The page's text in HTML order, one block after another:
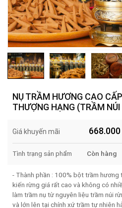
NỤ TRẦM HƯƠNG CAO
THƯỢNG HẠNG (TRẦM
Giá khuyến mãi 668.000
Tình trạng sản phẩm Còn hàng
- Thành phần : 100% bột trầm
kiến rừng giá rất cao và không có
làm trầm nụ từ nguyên liệu trầm núi
và lớn lên tại chính xứ trầm tự nhiên